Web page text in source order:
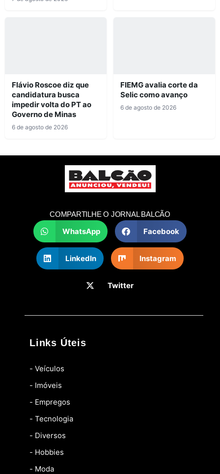
Flávio Roscoe diz que
candidatura busca
impedir volta do PT ao
Governo de Minas
6 de agosto de 2026
FIEMG avalia corte da
Selic como avanço
6 de agosto de 2026
COMPARTILHE O JORNAL BALCÃO
WhatsApp Facebook
LinkedIn Instagram
Twitter
Links Úteis
- Veículos
- Imóveis
- Empregos
- Tecnologia
- Diversos
- Hobbies
- Moda